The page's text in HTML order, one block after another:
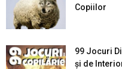
Copiilor
99 Jocuri
şi de